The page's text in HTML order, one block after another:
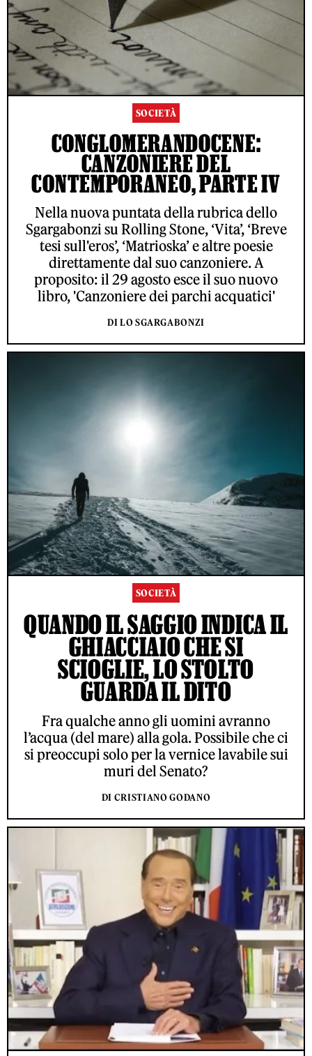
SOCIETÀ
CONGLOMERANDOCENE:
CANZONIERE DEL
CONTEMPORANEO, PARTE IV
Nella nuova puntata della rubrica dello
Sgargabonzi su Rolling Stone, ‘Vita’, ‘Breve
tesi sull'eros’, ‘Matrioska’ e altre poesie
direttamente dal suo canzoniere. A
proposito: il 29 agosto esce il suo nuovo
libro, 'Canzoniere dei parchi acquatici'
DI LO SGARGABONZI
SOCIETÀ
QUANDO IL SAGGIO INDICA IL
GHIACCIAIO CHE SI
SCIOGLIE, LO STOLTO
GUARDA IL DITO
Fra qualche anno gli uomini avranno
l’acqua (del mare) alla gola. Possibile che ci
si preoccupi solo per la vernice lavabile sui
muri del Senato?
DI CRISTIANO GODANO